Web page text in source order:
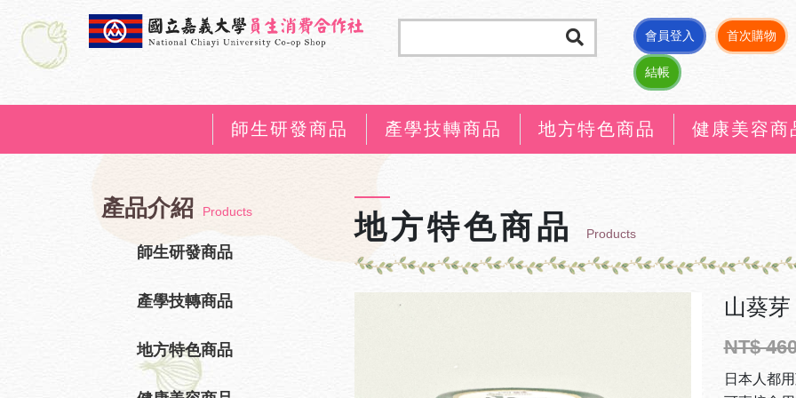
會員登入 首次購物
結帳
師生研發商品 產學技轉商品 地方特色商品 健康美容商
產品介紹 Products
師生研發商品
產學技轉商品
地方特色商品
地方特色商品 Products
山葵芽
NT$
日本人都